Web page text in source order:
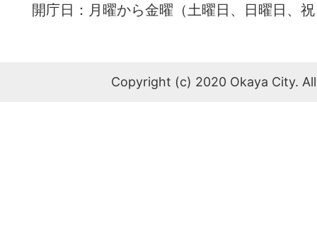
開庁日：月曜から金曜（土曜日、日曜日、
Copyright (c) 2020 Okaya City.